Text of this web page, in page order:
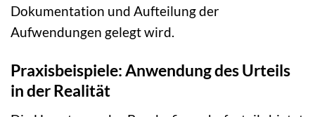
Dokumentation und Aufteilung der
Aufwendungen gelegt wird.
Praxisbeispiele: Anwendung des Urteils
in der Realität